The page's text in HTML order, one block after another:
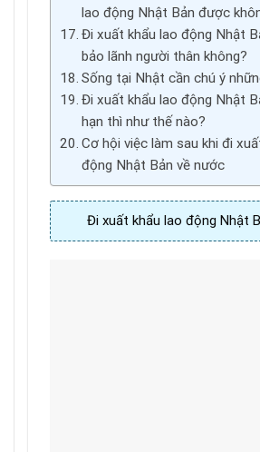
lao động Nhật Bản được
Đi xuất khẩu lao động Nhật
bảo lãnh người thân không?
Sống tại Nhật cần chú ý
Đi xuất khẩu lao động Nhật
hạn thì như thế nào?
Cơ hội việc làm sau khi đi
động Nhật Bản về nước
Đi xuất khẩu lao động Nhật